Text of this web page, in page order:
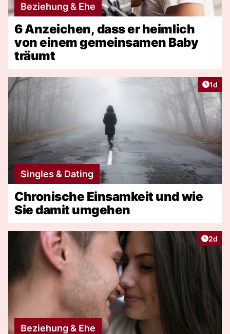
Beziehung & Ehe
6 Anzeichen, dass er heimlich
von einem gemeinsamen Baby
träumt
1d
Singles & Dating
Chronische Einsamkeit und wie
Sie damit umgehen
2d
Beziehung & Ehe